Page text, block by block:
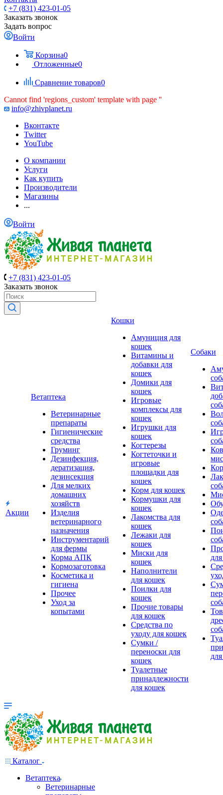
+7 (831) 423-01-05
Заказать звонок
Задать вопрос
Войти
Корзина0
Отложенные0
Сравнение товаров0
Cannot find 'regions_custom' template with page ''
info@zhivplanet.ru
Вконтакте
Twitter
YouTube
О компании
Услуги
Как купить
Производители
Магазины
...
Войти
+7 (831) 423-01-05
Заказать звонок
Акции
Ветаптека
Ветеринарные
препараты
Гигиенические
средства
Груминг
Дезинфекция,
дератизация,
дезинсекция
Для мелких
домашних
хозяйств
Изделия
ветеринарного
назначения
Инструментарий
для фермы
Корма АПК
Кормозаготовка
Косметика и
гигиена
Прочее
Уход за
копытами
Кошки
Амуниция для
кошек
Витамины и
добавки для
кошек
Домики для
кошек
Игровые
комплексы для
кошек
Игрушки для
кошек
Когтерезы
Когтеточки и
игровые
площадки для
кошек
Корм для кошек
Кормушки для
кошек
Лакомства для
кошек
Лежаки для
кошек
Миски для
кошек
Наполнители
для кошек
Поилки для
кошек
Прочие товары
для кошек
Средства по
уходу для кошек
Сумки /
переноски для
кошек
Туалетные
принадлежности
для кошек
Собаки
Каталог
Ветаптека
Ветеринарные